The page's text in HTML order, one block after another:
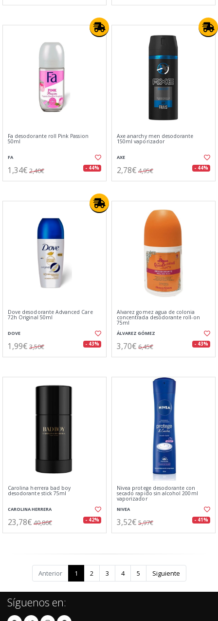
Fa desodorante roll Pink Passion
50ml
FA
1,34€ 2,40€ - 44%
Axe anarchy men desodorante
150ml vaporizador
AXE
2,78€ 4,95€ - 44%
Dove desodorante Advanced Care
72h Original 50ml
DOVE
1,99€ 3,50€ - 43%
Alvarez gomez agua de colonia
concentrada desodorante roll-on
75ml
ÁLVAREZ GÓMEZ
3,70€ 6,45€ - 43%
Carolina herrera bad boy
desodorante stick 75ml
CAROLINA HERRERA
23,78€ 40,86€ - 42%
Nivea protege desodorante con
secado rapido sin alcohol 200ml
vaporizador
NIVEA
3,52€ 5,97€ - 41%
Anterior 1 2 3 4 5 Siguiente
Síguenos en: